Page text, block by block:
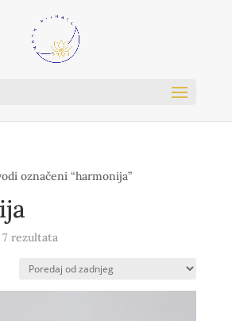
označeni “harmonija”
rezultataPoredano
najnovijem